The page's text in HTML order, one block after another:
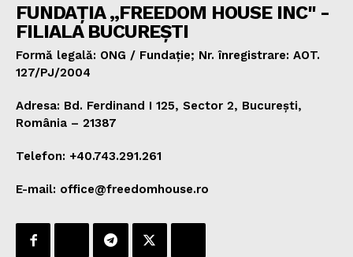
FUNDAȚIA „FREEDOM HOUSE INC" -
FILIALA BUCUREȘTI
Formă legală: ONG / Fundație; Nr. înregistrare: AOT.
127/PJ/2004
Adresa: Bd. Ferdinand I 125, Sector 2, București,
România – 21387
Telefon: +40.743.291.261
E-mail: office@freedomhouse.ro